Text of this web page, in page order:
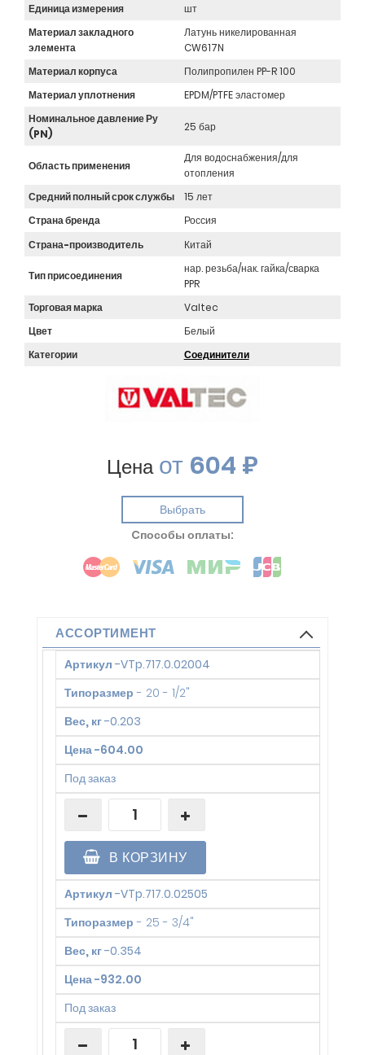
Единица измерения
шт
Материал закладного
элемента
Латунь никелированная
CW617N
Материал корпуса
Полипропилен PP-R 100
Материал уплотнения
EPDM/PTFE эластомер
Номинальное давление Ру
(PN)
25 бар
Область применения
Для водоснабжения/для
отопления
Средний полный срок службы
15 лет
Страна бренда
Россия
Страна-производитель
Китай
Тип присоединения
нар. резьба/нак. гайка/сварка
PPR
Торговая марка
Valtec
Цвет
Белый
Категории
Соединители
Ценаот 604 ₽
Выбрать
Cпособы оплаты:
АССОРТИМЕНТ
Артикул -VTp.717.0.02004
Типоразмер - 20 - 1/2"
Вес, кг-0.203
Цена-604.00
Под заказ
В КОРЗИНУ
Артикул -VTp.717.0.02505
Типоразмер - 25 - 3/4"
Вес, кг-0.354
Цена-932.00
Под заказ